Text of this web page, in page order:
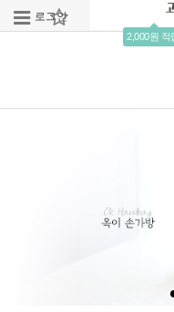
로그인 회원가입
2,000원 적